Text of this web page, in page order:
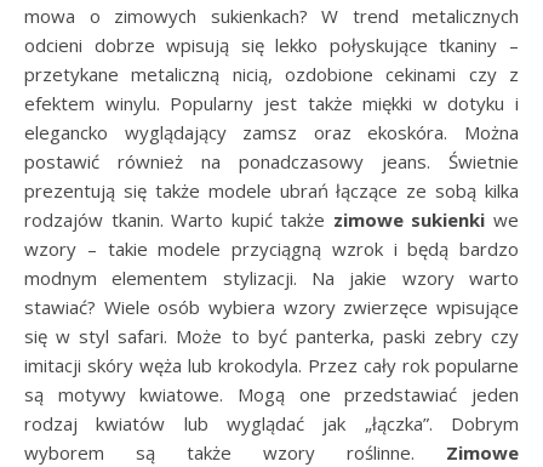
mowa o zimowych sukienkach? W trend metalicznych
odcieni dobrze wpisują się lekko połyskujące tkaniny –
przetykane metaliczną nicią, ozdobione cekinami czy z
efektem winylu. Popularny jest także miękki w dotyku i
elegancko wyglądający zamsz oraz ekoskóra. Można
postawić również na ponadczasowy jeans. Świetnie
prezentują się także modele ubrań łączące ze sobą kilka
rodzajów tkanin. Warto kupić także zimowe sukienki we
wzory – takie modele przyciągną wzrok i będą bardzo
modnym elementem stylizacji. Na jakie wzory warto
stawiać? Wiele osób wybiera wzory zwierzęce wpisujące
się w styl safari. Może to być panterka, paski zebry czy
imitacji skóry węża lub krokodyla. Przez cały rok popularne
są motywy kwiatowe. Mogą one przedstawiać jeden
rodzaj kwiatów lub wyglądać jak „łączka”. Dobrym
wyborem są także wzory roślinne. Zimowe